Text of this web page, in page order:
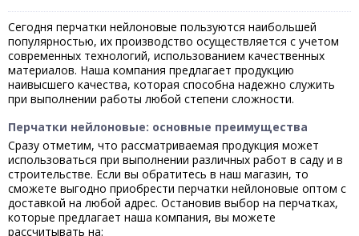
Сегодня перчатки нейлоновые пользуются наибольшей
популярностью, их производство осуществляется с учетом
современных технологий, использованием качественных
материалов. Наша компания предлагает продукцию
наивысшего качества, которая способна надежно служить
при выполнении работы любой степени сложности.
Перчатки нейлоновые: основные преимущества
Сразу отметим, что рассматриваемая продукция может
использоваться при выполнении различных работ в саду и в
строительстве. Если вы обратитесь в наш магазин, то
сможете выгодно приобрести перчатки нейлоновые оптом с
доставкой на любой адрес. Остановив выбор на перчатках,
которые предлагает наша компания, вы можете
рассчитывать на: